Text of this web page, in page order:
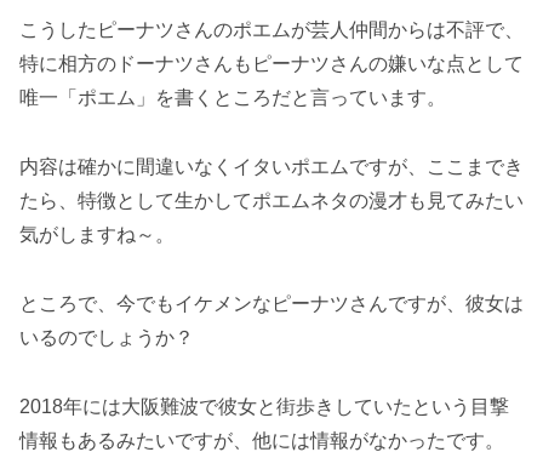
こうしたピーナツさんのポエムが芸人仲間からは不評で、
特に相方のドーナツさんもピーナツさんの嫌いな点として
唯一「ポエム」を書くところだと言っています。
内容は確かに間違いなくイタいポエムですが、ここまでき
たら、特徴として生かしてポエムネタの漫才も見てみたい
気がしますね～。
ところで、今でもイケメンなピーナツさんですが、彼女は
いるのでしょうか？
2018年には大阪難波で彼女と街歩きしていたという目撃
情報もあるみたいですが、他には情報がなかったです。